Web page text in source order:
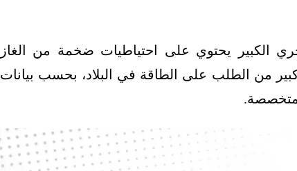
الكبير يحتوي على احتياطيات ضخمة من الغاز
من الطلب على الطاقة في البلاد، بحسب بيانات